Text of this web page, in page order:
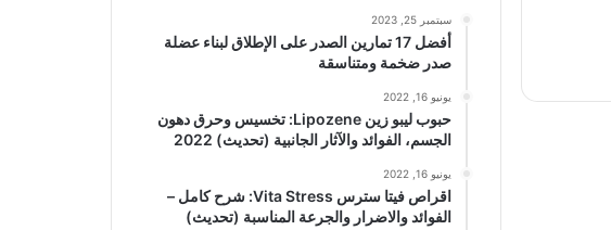
سبتمبر 25, 2023
أفضل 17 تمارين الصدر على الإطلاق لبناء عضلة
صدر ضخمة ومتناسقة
يونيو 16, 2022
حبوب ليبو زين Lipozene: تخسيس وحرق دهون
الجسم، الفوائد والآثار الجانبية (تحديث) 2022
يونيو 16, 2022
اقراص فيتا سترس Vita Stress: شرح كامل –
الفوائد والاضرار والجرعة المناسبة (تحديث)